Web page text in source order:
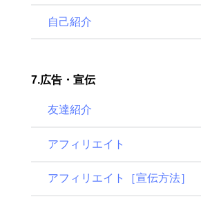
自己紹介
7.広告・宣伝
友達紹介
アフィリエイト
アフィリエイト［宣伝方法］